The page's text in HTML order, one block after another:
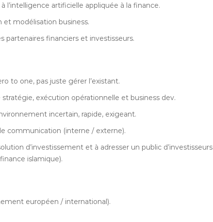
artificielle appliquée à la finance.
et modélisation business.
partenaires financiers et investisseurs.
to one, pas juste gérer l’existant.
exécution opérationnelle et business dev.
incertain, rapide, exigeant.
communication (interne / externe).
d’investissement et à adresser un public d’investisseurs
islamique).
européen / international).